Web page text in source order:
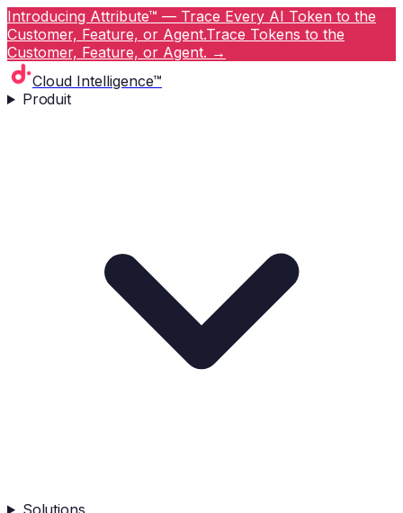
Introducing Attribute™ — Trace Every AI Token to the
Customer, Feature, or Agent.Trace Tokens to the
Customer, Feature, or Agent. →
Cloud Intelligence™
Produit
Solutions